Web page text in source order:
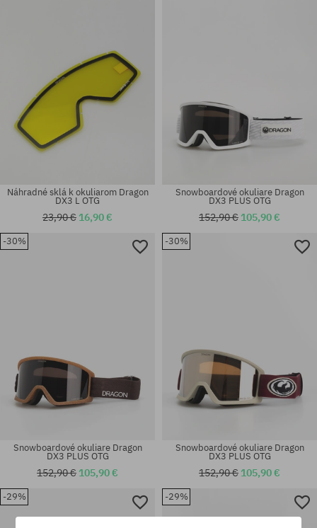
univerzálna veľkosť
Náhradné sklá k okuliarom Dragon
DX3 L OTG
23,90 € 16,90 €
univerzálna veľkosť
Snowboardové okuliare Dragon
DX3 PLUS OTG
152,90 € 105,90 €
-30%
Snowboardové okuliare Dragon
DX3 PLUS OTG
152,90 € 105,90 €
-30%
Snowboardové okuliare Dragon
DX3 PLUS OTG
152,90 € 105,90 €
-29% -29%